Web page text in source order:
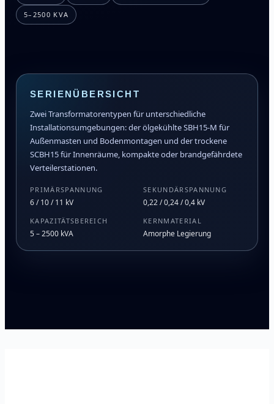
5–2500 KVA
SERIENÜBERSICHT
Zwei Transformatorentypen für unterschiedliche
Installationsumgebungen: der ölgekühlte SBH15-M für
Außenmasten und Bodenmontagen und der trockene
SCBH15 für Innenräume, kompakte oder brandgefährdete
Verteilerstationen.
PRIMÄRSPANNUNG
6 / 10 / 11 kV
SEKUNDÄRSPANNUNG
0,22 / 0,24 / 0,4 kV
KAPAZITÄTSBEREICH
5 – 2500 kVA
KERNMATERIAL
Amorphe Legierung